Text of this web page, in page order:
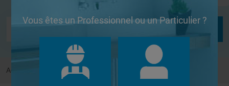
Accueil Forums Douches à l'Italienne DOUCHE ITALIENNE
Vous êtes un Professionnel ou un Particulier ?